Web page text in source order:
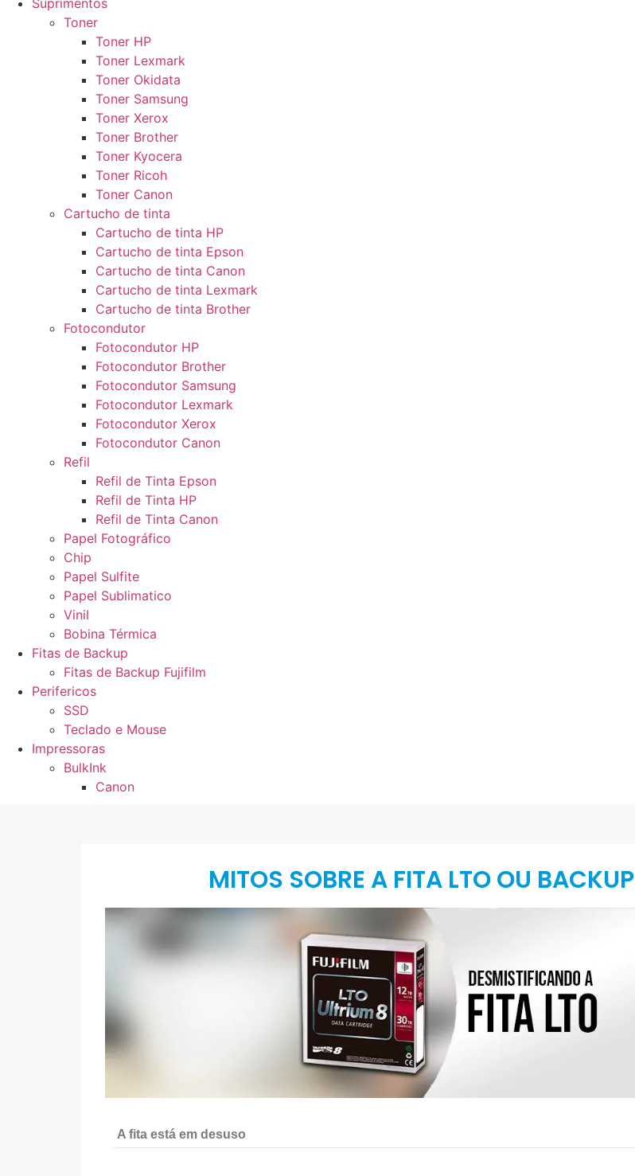
Suprimentos
Toner
Toner HP
Toner Lexmark
Toner Okidata
Toner Samsung
Toner Xerox
Toner Brother
Toner Kyocera
Toner Ricoh
Toner Canon
Cartucho de tinta
Cartucho de tinta HP
Cartucho de tinta Epson
Cartucho de tinta Canon
Cartucho de tinta Lexmark
Cartucho de tinta Brother
Fotocondutor
Fotocondutor HP
Fotocondutor Brother
Fotocondutor Samsung
Fotocondutor Lexmark
Fotocondutor Xerox
Fotocondutor Canon
Refil
Refil de Tinta Epson
Refil de Tinta HP
Refil de Tinta Canon
Papel Fotográfico
Chip
Papel Sulfite
Papel Sublimatico
Vinil
Bobina Térmica
Fitas de Backup
Fitas de Backup Fujifilm
Perifericos
SSD
Teclado e Mouse
Impressoras
BulkInk
Canon
MITOS SOBRE A FITA LTO OU BACKUP
A fita está em desuso